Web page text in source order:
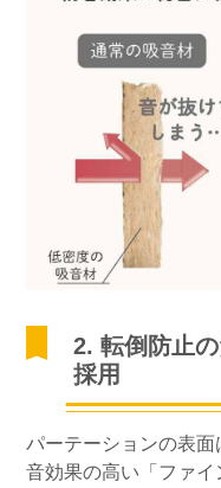
2. 転倒防止
採用
パーテーションの表
音効果の高い「ファ